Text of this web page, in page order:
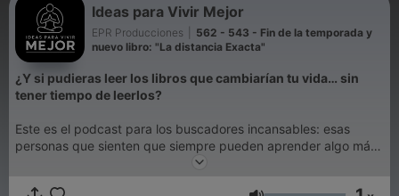
Ideas para Vivir Mejor
EPR Producciones
562 - 543 - Fin de la temporada y
nuevo libro: "La distancia Exacta"
¿Y si pudieras leer los libros que cambiarían tu vida… sin
tener tiempo de leerlos?
Este es el podcast para los buscadores incansables: esas
personas que sienten que siempre pueden aprender algo más,
crecer un poco más y vivir mejor, pero que no siempre